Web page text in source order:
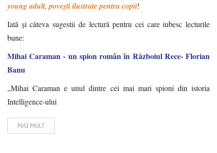
young adult, povești ilustrate pentru copii!
Iată și câteva sugestii de lectură pentru cei care iubesc lecturile
bune:
Mihai Caraman - un spion român în Războiul Rece- Florian
Banu
„Mihai Caraman e unul dintre cei mai mari spioni din istoria
Intelligence-ului
MAI MULT